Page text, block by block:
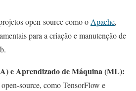
open-source como o Apache,
para a criação e manutenção de
e Aprendizado de Máquina (ML):
source, como TensorFlow e